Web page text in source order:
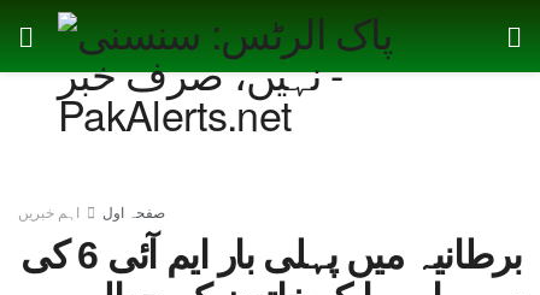
صفحہ اول اہم خبریں
برطانیہ میں پہلی بار ایم آئی 6 کی